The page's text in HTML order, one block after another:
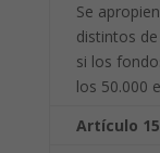
Se
distintos
si los
los 50.000
Artículo